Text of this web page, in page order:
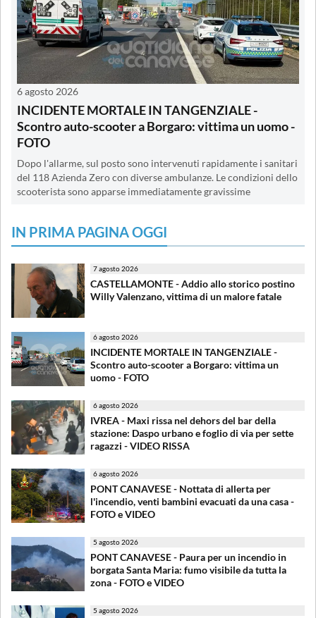
6 agosto 2026
INCIDENTE MORTALE IN TANGENZIALE -
Scontro auto-scooter a Borgaro: vittima un uomo -
FOTO
Dopo l'allarme, sul posto sono intervenuti rapidamente i sanitari
del 118 Azienda Zero con diverse ambulanze. Le condizioni dello
scooterista sono apparse immediatamente gravissime
IN PRIMA PAGINA OGGI
7 agosto 2026
CASTELLAMONTE - Addio allo storico postino
Willy Valenzano, vittima di un malore fatale
6 agosto 2026
INCIDENTE MORTALE IN TANGENZIALE -
Scontro auto-scooter a Borgaro: vittima un
uomo - FOTO
6 agosto 2026
IVREA - Maxi rissa nel dehors del bar della
stazione: Daspo urbano e foglio di via per sette
ragazzi - VIDEO RISSA
6 agosto 2026
PONT CANAVESE - Nottata di allerta per
l'incendio, venti bambini evacuati da una casa -
FOTO e VIDEO
5 agosto 2026
PONT CANAVESE - Paura per un incendio in
borgata Santa Maria: fumo visibile da tutta la
zona - FOTO e VIDEO
5 agosto 2026